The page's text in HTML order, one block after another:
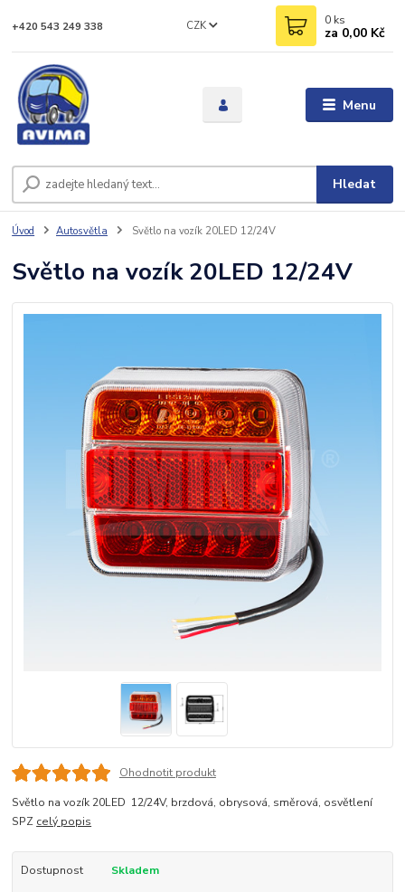
Menu
CZK
Hledat
+420 543 249 338 0 ks
za 0,00 Kč
Úvod Autosvětla Světlo na vozík 20LED 12/24V
Světlo na vozík 20LED 12/24V
Ohodnotit produkt
Světlo na vozík 20LED 12/24V, brzdová, obrysová, směrová, osvětlení
SPZ celý popis
Dostupnost Skladem